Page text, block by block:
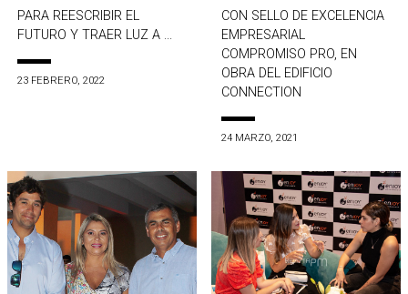
PARA REESCRIBIR EL
FUTURO Y TRAER LUZ A ...
23 FEBRERO, 2022
CON SELLO DE EXCELENCIA
EMPRESARIAL
COMPROMISO PRO, EN
OBRA DEL EDIFICIO
CONNECTION
24 MARZO, 2021